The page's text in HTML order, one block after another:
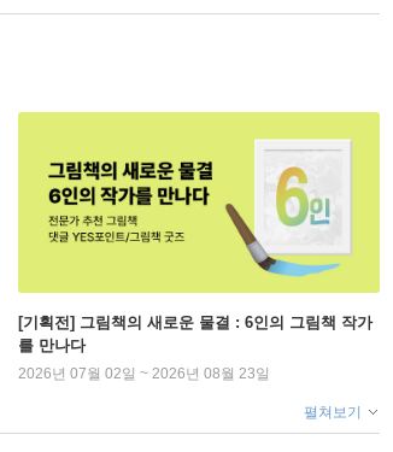
[기획전] 그림책의 새로운 물결 : 6인의 그림책 작가
를 만나다
2026년 07월 02일 ~ 2026년 08월 23일
펼쳐보기